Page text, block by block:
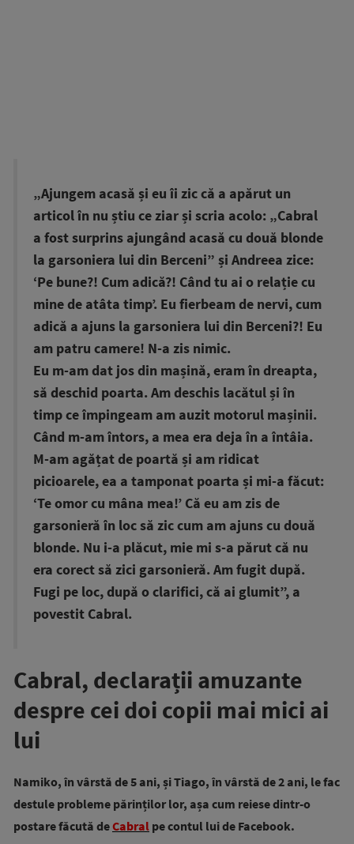
„Ajungem acasă și eu îi zic că a apărut un
articol în nu știu ce ziar și scria acolo: „Cabral
a fost surprins ajungând acasă cu două blonde
la garsoniera lui din Berceni” și Andreea zice:
‘Pe bune?! Cum adică?! Când tu ai o relație cu
mine de atâta timp’. Eu fierbeam de nervi, cum
adică a ajuns la garsoniera lui din Berceni?! Eu
am patru camere! N-a zis nimic.
Eu m-am dat jos din mașină, eram în dreapta,
să deschid poarta. Am deschis lacătul și în
timp ce împingeam am auzit motorul mașinii.
Când m-am întors, a mea era deja în a întâia.
M-am agățat de poartă și am ridicat
picioarele, ea a tamponat poarta și mi-a făcut:
‘Te omor cu mâna mea!’ Că eu am zis de
garsonieră în loc să zic cum am ajuns cu două
blonde. Nu i-a plăcut, mie mi s-a părut că nu
era corect să zici garsonieră. Am fugit după.
Fugi pe loc, după o clarifici, că ai glumit”, a
povestit Cabral.
Cabral, declarații amuzante
despre cei doi copii mai mici ai
lui
Namiko, în vârstă de 5 ani, și Tiago, în vârstă de 2 ani, le fac
destule probleme părinților lor, așa cum reiese dintr-o
postare făcută deCabral pe contul lui de Facebook.